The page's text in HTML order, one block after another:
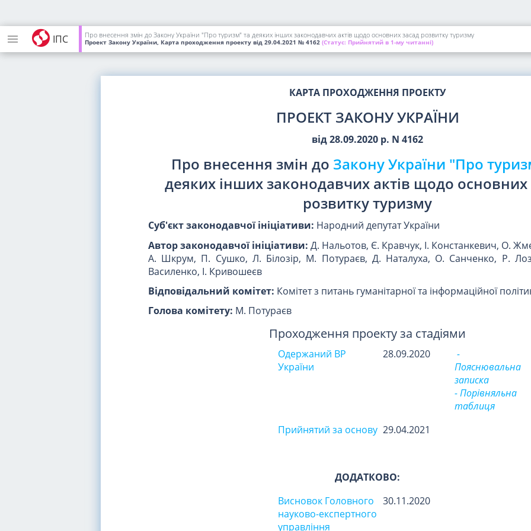
ІПС Про внесення змін до Закону України "Про туризм" та деяких інших законодавчих актів щодо основних засад розвитку туризму
Проект Закону України, Карта проходження проекту від 29.04.2021 № 4162 (Статус: Прийнятий в 1-му читанні)
КАРТА ПРОХОДЖЕННЯ ПРОЕКТУ
ПРОЕКТ ЗАКОНУ УКРАЇНИ
від 28.09.2020 р. N 4162
Про внесення змін до Закону України "Про
деяких інших законодавчих актів щодо основних
розвитку туризму
Суб'єкт законодавчої ініціативи: Народний депутат України
Автор законодавчої ініціативи: Д. Нальотов, Є. Кравчук, І. Констанкевич, О.
А. Шкрум, П. Сушко, Л. Білозір, М. Потураєв, Д. Наталуха, О. Санченко, Р.
Василенко, І. Кривошеєв
Відповідальний комітет: Комітет з питань гуманітарної та інформаційної
Голова комітету: М. Потураєв
Проходження проекту за стадіями
Одержаний ВР
України
28.09.2020
-
Пояснювальна
записка
- Порівняльна
таблиця
Прийнятий за основу 29.04.2021
ДОДАТКОВО:
Висновок Головного
науково-експертного
управління
30.11.2020